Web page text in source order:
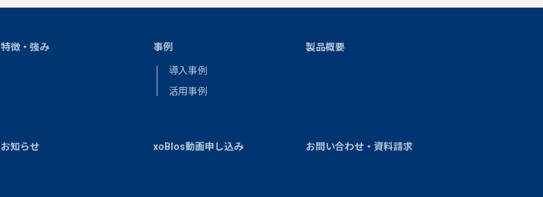
特徴・強み 事例
導入事例
活用事例
製品概要
お知らせ xoBlos動画申し込み お問い合わせ・資料請求